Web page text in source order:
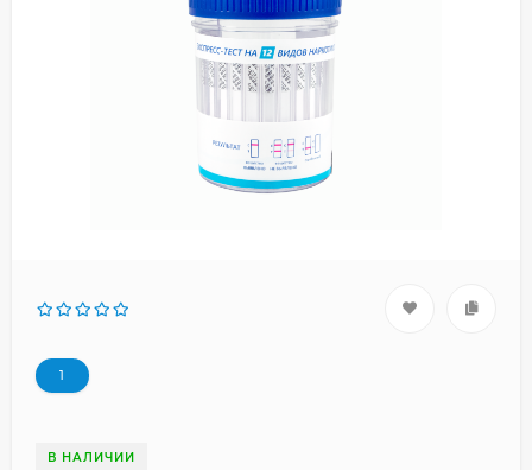
1
В НАЛИЧИИ